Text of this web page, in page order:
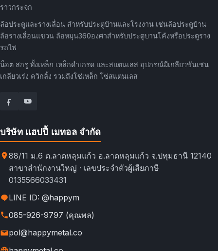
ราวกระจก
ล้อประตูและรางเลื่อน สำหรับประตูบ้านและโรงงาน เช่นล้อประตูบ้าน
ล้อรางเลื่อนแขวน ล้อหมุน360องศาสำหรับประตูบานโค้งหรือประตูราง
รถไฟ
น็อต สกรู ทั้งเหล็ก เหล็กดำเกรด และสแตนเลส อุปกรณ์มีเกลียวขันเช่น
เกลียวเร่ง ควิกลิ้ง รวมถึงโซ่เหล็ก โซ่สแตนเลส
บริษัท แฮปปี้ เมทอล จำกัด
88/11 ม.6 ต.ลาดหลุมแก้ว อ.ลาดหลุมแก้ว จ.ปทุมธานี 12140
สาขาสำนักงานใหญ่ · เลขประจำตัวผู้เสียภาษี
0135566033431
LINE ID: @happym
085-926-9797 (คุณพล)
pol@happymetal.co